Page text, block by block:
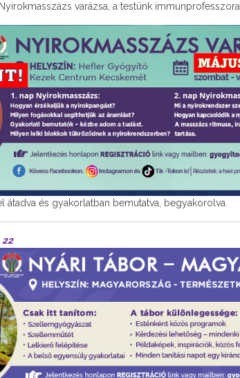
Nyirokmasszázs varázsa, a testünk immunprofesszora
átadva és gyakorlatban bemutatva, begyakorolva.
22